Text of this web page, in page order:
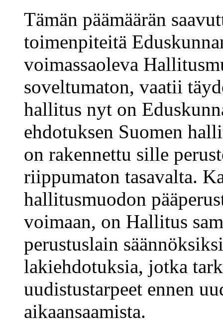
Tämän päämäärän
toimenpiteitä
voimassaoleva
soveltumaton, vaatii
hallitus nyt on
ehdotuksen Suomen
on rakennettu sille
riippumaton tasavalta.
hallitusmuodon
voimaan, on Hallitus
perustuslain
lakiehdotuksia, jotka
uudistustarpeet ennen
aikaansaamista.